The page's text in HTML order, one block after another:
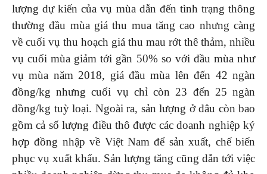
lượng dự kiến của vụ mùa dẫn đến tình trạng thông
thường đầu mùa giá thu mua tăng cao nhưng càng
về cuối vụ thu hoạch giá thu mau rớt thê thảm, nhiều
vụ cuối mùa giảm tới gần 50% so với đầu mùa như
vụ mùa năm 2018, giá đầu mùa lên đến 42 ngàn
đồng/kg nhưng cuối vụ chỉ còn 23 đến 25 ngàn
đồng/kg tuỳ loại. Ngoài ra, sản lượng ở đâu còn bao
gồm cả số lượng điều thô được các doanh nghiệp ký
hợp đồng nhập về Việt Nam để sản xuất, chế biến
phục vụ xuất khẩu. Sản lượng tăng cũng dẫn tới việc